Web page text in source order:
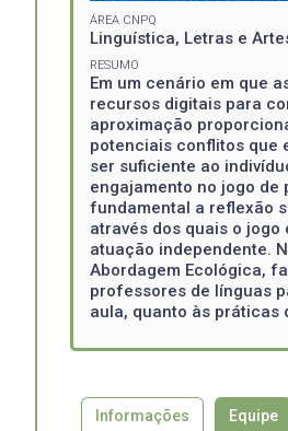
ÁREA CNPQ
Linguística, Letras e
RESUMO
Em um cenário em que
recursos digitais para
aproximação
potenciais conflitos que
ser suficiente ao
engajamento no jogo
fundamental a reflexão
através dos quais o
atuação independente.
Abordagem Ecológica,
professores de línguas
aula, quanto às
Informações Equipe